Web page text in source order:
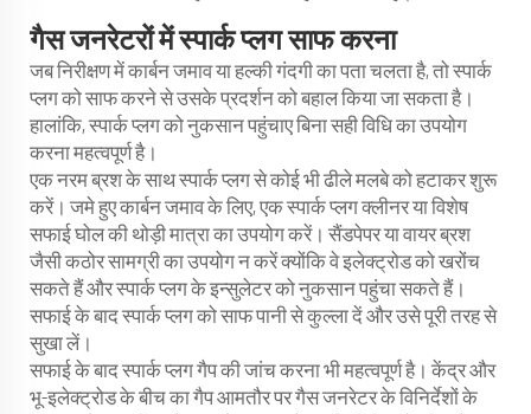
गैस जनरेटरों में स्पार्क प्लग साफ करना
जब निरीक्षण में कार्बन जमाव या हल्की गंदगी का पता चलता है, तो स्पार्क
प्लग को साफ करने से उसके प्रदर्शन को बहाल किया जा सकता है।
हालांकि, स्पार्क प्लग को नुकसान पहुंचाए बिना सही विधि का उपयोग
करना महत्वपूर्ण है।
एक नरम ब्रश के साथ स्पार्क प्लग से कोई भी ढीले मलबे को हटाकर शुरू
करें। जमे हुए कार्बन जमाव के लिए, एक स्पार्क प्लग क्लीनर या विशेष
सफाई घोल की थोड़ी मात्रा का उपयोग करें। सैंडपेपर या वायर ब्रश
जैसी कठोर सामग्री का उपयोग न करें क्योंकि वे इलेक्ट्रोड को खरोंच
सकते हैं और स्पार्क प्लग के इन्सुलेटर को नुकसान पहुंचा सकते हैं।
सफाई के बाद स्पार्क प्लग को साफ पानी से कुल्ला दें और उसे पूरी तरह से
सुखा लें।
सफाई के बाद स्पार्क प्लग गैप की जांच करना भी महत्वपूर्ण है। केंद्र और
भू-इलेक्ट्रोड के बीच का गैप आमतौर पर गैस जनरेटर के विनिर्देशों के